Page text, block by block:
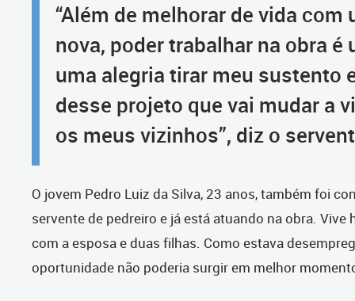
“Além de melhorar de vida com
nova, poder trabalhar na obra é
uma alegria tirar meu sustento
desse projeto que vai mudar a
os meus vizinhos”, diz o
O jovem Pedro Luiz da Silva, 23 anos, também foi
servente de pedreiro e já está atuando na obra. Vive
com a esposa e duas filhas. Como estava
oportunidade não poderia surgir em melhor